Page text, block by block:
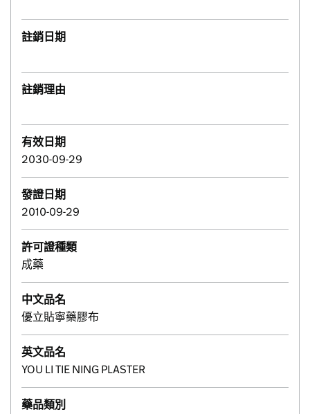
註銷日期
註銷理由
有效日期
2030-09-29
發證日期
2010-09-29
許可證種類
成藥
中文品名
優立貼寧藥膠布
英文品名
YOU LI TIE NING PLASTER
藥品類別